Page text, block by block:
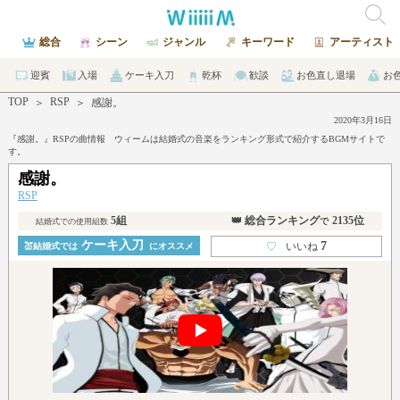
総合 シーン ジャンル キーワード アーティスト
迎賓 入場 ケーキ入刀 乾杯 歓談 お色直し退場 お
TOP ＞ RSP ＞ 感謝。
2020年3月16日
『感謝。』RSPの曲情報 ウィームは結婚式の音楽をランキング形式で紹介するBGMサイトで
す。
感謝。
RSP
結婚式での使用組数5組 👑 総合ランキングで 2135位
💒結婚式ではケーキ入刀 にオススメ ♡ いいね7